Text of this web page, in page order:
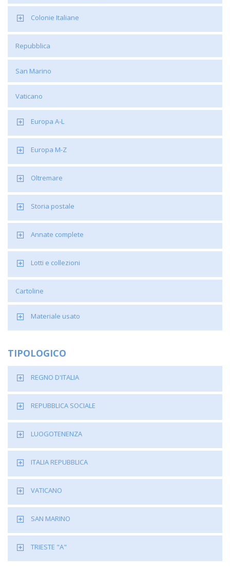
Colonie Italiane
Repubblica
San Marino
Vaticano
Europa A-L
Europa M-Z
Oltremare
Storia postale
Annate complete
Lotti e collezioni
Cartoline
Materiale usato
TIPOLOGICO
REGNO D'ITALIA
REPUBBLICA SOCIALE
LUOGOTENENZA
ITALIA REPUBBLICA
VATICANO
SAN MARINO
TRIESTE "A"